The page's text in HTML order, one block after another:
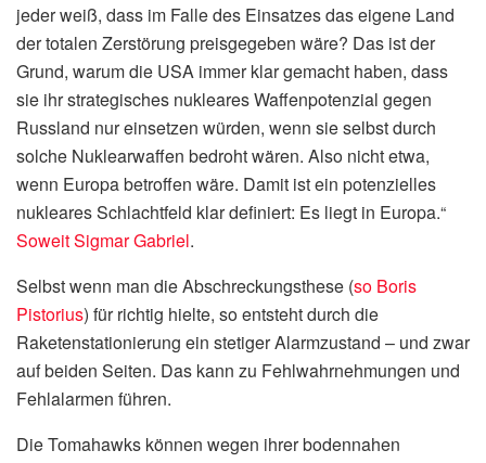
jeder weiß, dass im Falle des Einsatzes das eigene Land
der totalen Zerstörung preisgegeben wäre? Das ist der
Grund, warum die USA immer klar gemacht haben, dass
sie ihr strategisches nukleares Waffenpotenzial gegen
Russland nur einsetzen würden, wenn sie selbst durch
solche Nuklearwaffen bedroht wären. Also nicht etwa,
wenn Europa betroffen wäre. Damit ist ein potenzielles
nukleares Schlachtfeld klar definiert: Es liegt in Europa.“
Soweit Sigmar Gabriel.
Selbst wenn man die Abschreckungsthese (so Boris
Pistorius) für richtig hielte, so entsteht durch die
Raketenstationierung ein stetiger Alarmzustand – und zwar
auf beiden Seiten. Das kann zu Fehlwahrnehmungen und
Fehlalarmen führen.
Die Tomahawks können wegen ihrer bodennahen